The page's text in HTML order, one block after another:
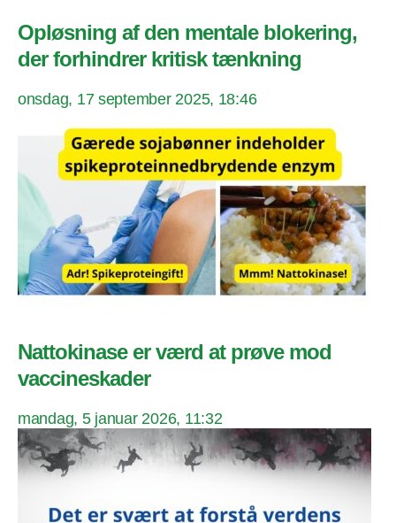
Opløsning af den mentale blokering,
der forhindrer kritisk tænkning
onsdag, 17 september 2025, 18:46
Nattokinase er værd at prøve mod
vaccineskader
mandag, 5 januar 2026, 11:32